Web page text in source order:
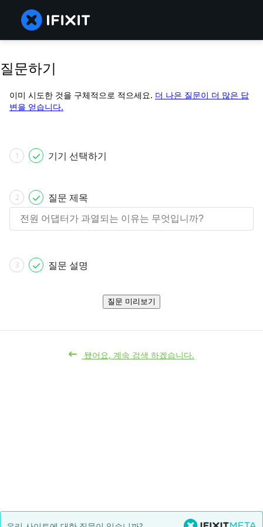
질문하기
이미 시도한 것을 구체적으로 적으세요. 더 나은 질문이 더 많은 답
변을 얻습니다.
1 기기 선택하기
2 질문 제목
3 질문 설명
질문 미리보기
됐어요, 계속 검색 하겠습니다.